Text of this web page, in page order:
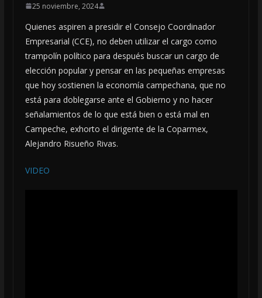
25 noviembre, 2024
Quienes aspiren a presidir el Consejo Coordinador
Empresarial (CCE), no deben utilizar el cargo como
trampolín político para después buscar un cargo de
elección popular y pensar en las pequeñas empresas
que hoy sostienen la economía campechana, que no
está para doblegarse ante el Gobierno y no hacer
señalamientos de lo que está bien o está mal en
Campeche, exhorto el dirigente de la Coparmex,
Alejandro Risueño Rivas.
VIDEO